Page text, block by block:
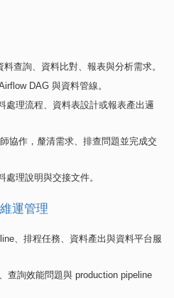
料查詢、資料比對、報表與分析需求。
DAG 與資料管線。
處理流程、資料表設計或報表產出邏
師協作，釐清需求、排查問題並完成交
理說明與交接文件。
運管理
、排程任務、資料產出與資料平台服
查詢效能問題與 production pipeline